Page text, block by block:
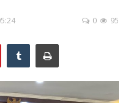
95
0